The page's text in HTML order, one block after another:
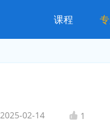
课程
2025-02-14 1